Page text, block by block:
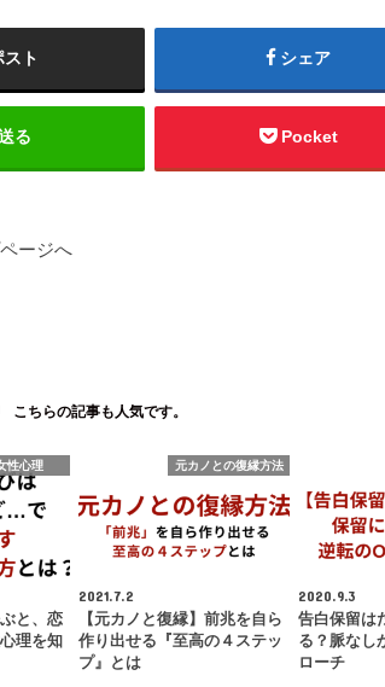
スト シェア
る Pocket
ページへ
こちらの記事も人気です。
性心理
と、恋
理を知
元カノとの復縁方法
2021.7.2
【元カノと復縁】前兆を自ら
作り出せる『至高の４ステッ
プ』とは
2020.9.3
告白保留は
る？脈なし
ローチ